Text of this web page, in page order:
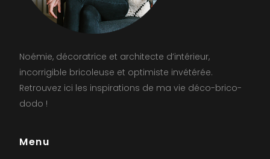
Noémie, décoratrice et architecte d’intérieur,
incorrigible bricoleuse et optimiste invétérée.
Retrouvez ici les inspirations de ma vie déco-brico-
dodo !
Menu